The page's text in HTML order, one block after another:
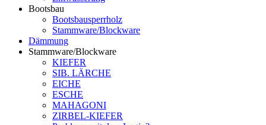
Bootsbau
Bootsbausperrholz
Stammware/Blockware
Dämmung
Stammware/Blockware
KIEFER
SIB. LÄRCHE
EICHE
ESCHE
MAHAGONI
ZIRBEL-KIEFER